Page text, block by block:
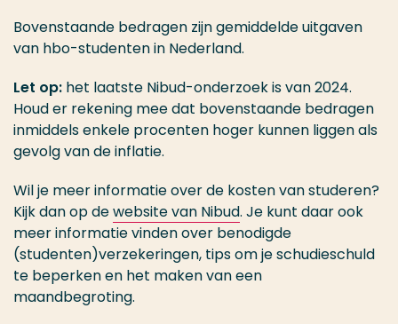
Bovenstaande bedragen zijn gemiddelde uitgaven
van hbo-studenten in Nederland.
Let op: het laatste Nibud-onderzoek is van 2024.
Houd er rekening mee dat bovenstaande bedragen
inmiddels enkele procenten hoger kunnen liggen als
gevolg van de inflatie.
Wil je meer informatie over de kosten van studeren?
Kijk dan op dewebsite van Nibud. Je kunt daar ook
meer informatie vinden over benodigde
(studenten)verzekeringen, tips om je schudieschuld
te beperken en het maken van een
maandbegroting.